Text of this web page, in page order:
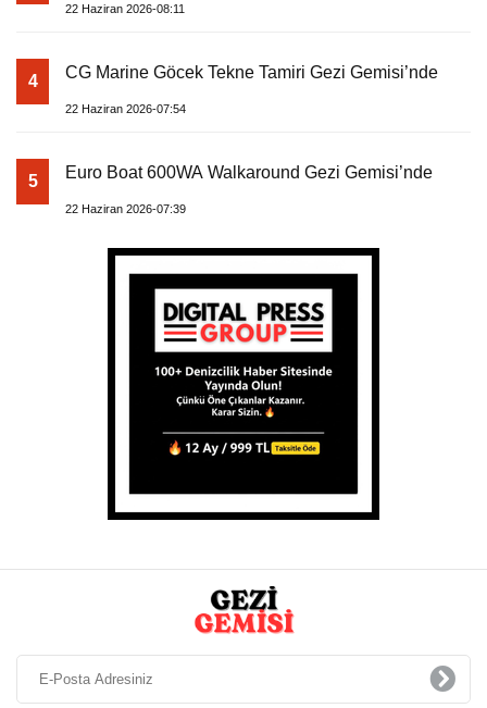
22 Haziran 2026-08:11
4 CG Marine Göcek Tekne Tamiri Gezi Gemisi’nde
22 Haziran 2026-07:54
5 Euro Boat 600WA Walkaround Gezi Gemisi’nde
22 Haziran 2026-07:39